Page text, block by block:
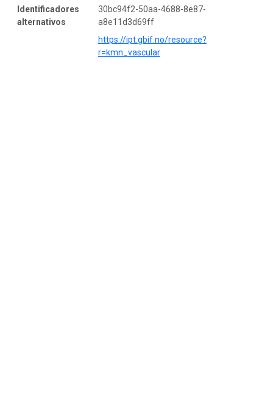
Identificadores
alternativos
30bc94f2-50aa-4688-8e87-
a8e11d3d69ff
https://ipt.gbif.no/resource?
r=kmn_vascular